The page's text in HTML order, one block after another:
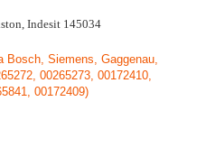
Indesit 145034